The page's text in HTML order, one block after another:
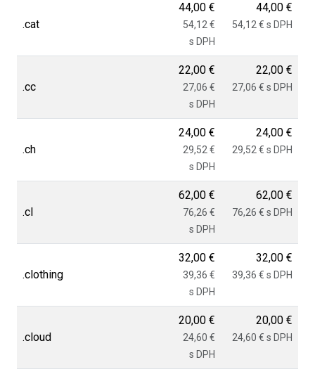
.cat
44,00 €
54,12 €
s DPH
44,00 €
54,12 € s DPH
.cc
22,00 €
27,06 €
s DPH
22,00 €
27,06 € s DPH
.ch
24,00 €
29,52 €
s DPH
24,00 €
29,52 € s DPH
.cl
62,00 €
76,26 €
s DPH
62,00 €
76,26 € s DPH
.clothing
32,00 €
39,36 €
s DPH
32,00 €
39,36 € s DPH
.cloud
20,00 €
24,60 €
s DPH
20,00 €
24,60 € s DPH